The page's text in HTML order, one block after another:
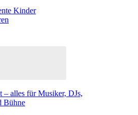
Kinder
– alles für Musiker, DJs,
Bühne